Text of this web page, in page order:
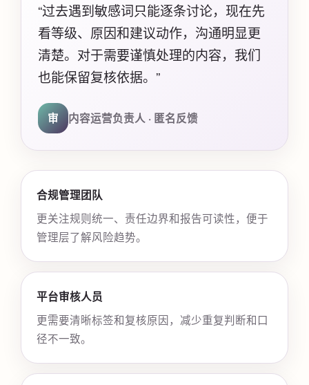
“过去遇到敏感词只能逐条讨论，现在先
看等级、原因和建议动作，沟通明显更
清楚。对于需要谨慎处理的内容，我们
也能保留复核依据。”
审 内容运营负责人 · 匿名反馈
合规管理团队
更关注规则统一、责任边界和报告可读性，便于
管理层了解风险趋势。
平台审核人员
更需要清晰标签和复核原因，减少重复判断和口
径不一致。